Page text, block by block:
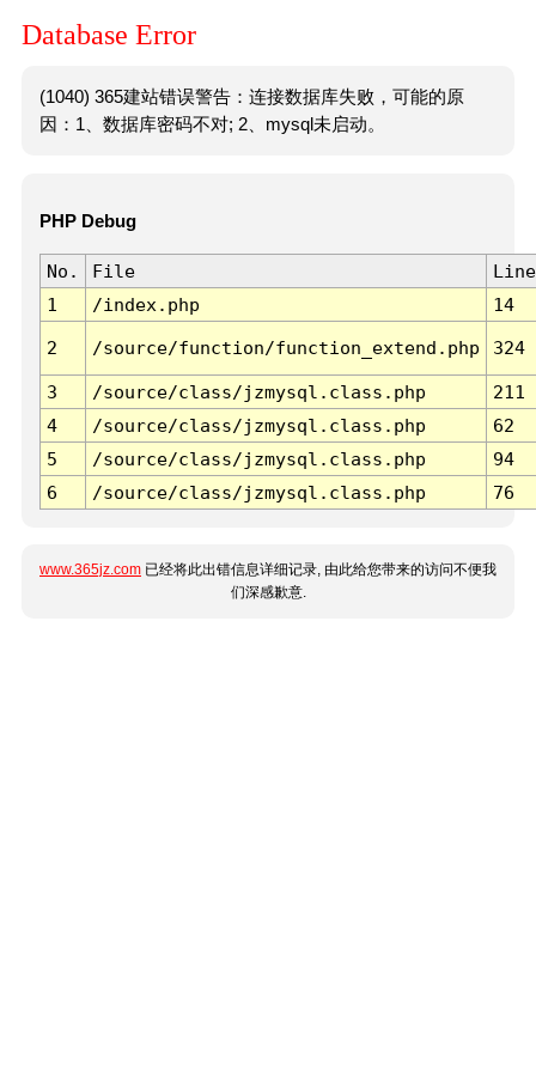
Database Error
(1040) 365建站错误警告：连接数据库失败，可能的原
因：1、数据库密码不对; 2、mysql未启动。
PHP Debug
No. File
Line
1
/index.php 14
2 /source/function/function_extend.php 324
3 /source/class/jzmysql.class.php
211
4
/source/class/jzmysql.class.php
62
5
/source/class/jzmysql.class.php
94
6
/source/class/jzmysql.class.php 76
www.365jz.com 已经将此出错信息详细记录, 由此给您带来的访问不便我
们深感歉意.